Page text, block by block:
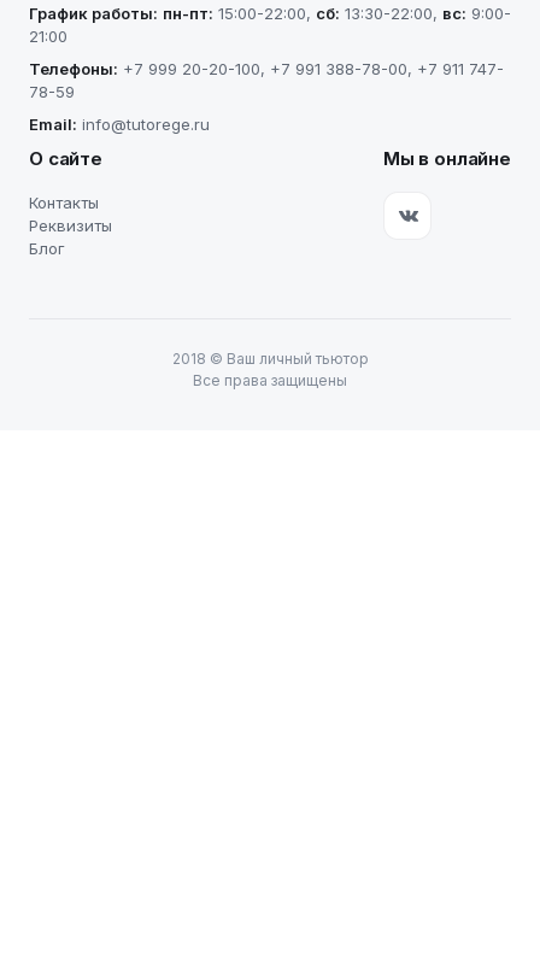
График работы: пн-пт: 15:00-22:00, сб: 13:30-22:00, вс: 9:00-
21:00
Телефоны: +7 999 20-20-100, +7 991 388-78-00, +7 911 747-
78-59
Email: info@tutorege.ru
О сайте
Контакты
Реквизиты
Блог
Мы в онлайне
2018 © Ваш личный тьютор
Все права защищены